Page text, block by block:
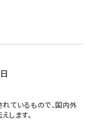
ているもので、国内外
します。